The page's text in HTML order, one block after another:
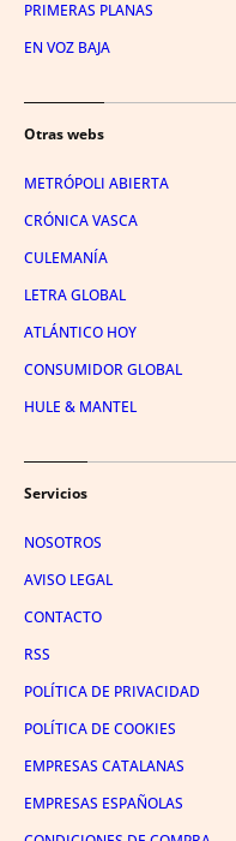
PRIMERAS PLANAS
EN VOZ BAJA
Otras webs
METRÓPOLI ABIERTA
CRÓNICA VASCA
CULEMANÍA
LETRA GLOBAL
ATLÁNTICO HOY
CONSUMIDOR GLOBAL
HULE & MANTEL
Servicios
NOSOTROS
AVISO LEGAL
CONTACTO
RSS
POLÍTICA DE PRIVACIDAD
POLÍTICA DE COOKIES
EMPRESAS CATALANAS
EMPRESAS ESPAÑOLAS